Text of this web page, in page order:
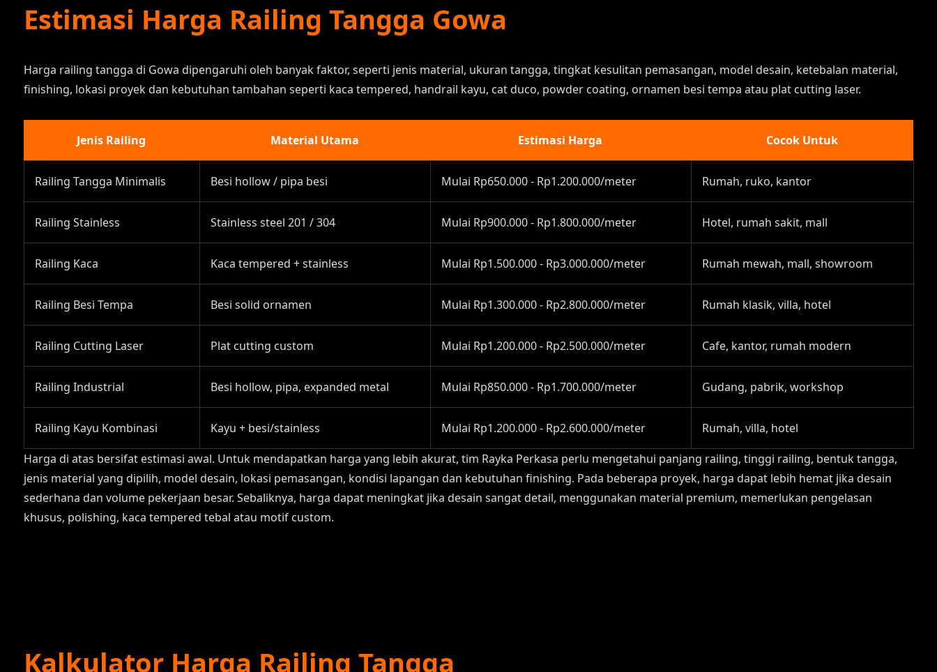
Estimasi Harga Railing Tangga Gowa
Harga railing tangga di Gowa dipengaruhi oleh banyak faktor, seperti jenis material, ukuran tangga, tingkat kesulitan pemasangan, model desain, ketebalan material,
finishing, lokasi proyek dan kebutuhan tambahan seperti kaca tempered, handrail kayu, cat duco, powder coating, ornamen besi tempa atau plat cutting laser.
Jenis Railing Material Utama Estimasi Harga Cocok Untuk
Railing Tangga Minimalis Besi hollow / pipa besi Mulai Rp650.000 - Rp1.200.000/meter Rumah, ruko, kantor
Railing Stainless Stainless steel 201 / 304 Mulai Rp900.000 - Rp1.800.000/meter Hotel, rumah sakit, mall
Railing Kaca Kaca tempered + stainless Mulai Rp1.500.000 - Rp3.000.000/meter Rumah mewah, mall, showroom
Railing Besi Tempa Besi solid ornamen Mulai Rp1.300.000 - Rp2.800.000/meter Rumah klasik, villa, hotel
Railing Cutting Laser Plat cutting custom Mulai Rp1.200.000 - Rp2.500.000/meter Cafe, kantor, rumah modern
Railing Industrial Besi hollow, pipa, expanded metal Mulai Rp850.000 - Rp1.700.000/meter Gudang, pabrik, workshop
Railing Kayu Kombinasi Kayu + besi/stainless Mulai Rp1.200.000 - Rp2.600.000/meter
Rumah, villa, hotel
Harga di atas bersifat estimasi awal. Untuk mendapatkan harga yang lebih akurat, tim Rayka Perkasa perlu mengetahui panjang railing, tinggi railing, bentuk tangga,
jenis material yang dipilih, model desain, lokasi pemasangan, kondisi lapangan dan kebutuhan finishing. Pada beberapa proyek, harga dapat lebih hemat jika desain
sederhana dan volume pekerjaan besar. Sebaliknya, harga dapat meningkat jika desain sangat detail, menggunakan material premium, memerlukan pengelasan
khusus, polishing, kaca tempered tebal atau motif custom.
Kalkulator Harga Railing Tangga